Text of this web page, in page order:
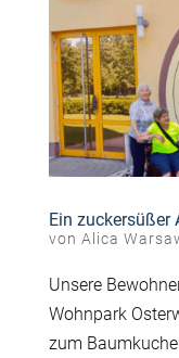
Ein zuckersüßer
von Alica
Unsere
Wohnpark
zum